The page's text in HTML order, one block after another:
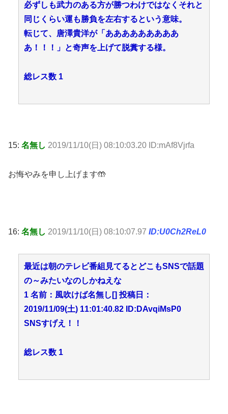
必ずしも武力のある方が勝つわけではなくそれと
同じくらい運も勝負を左右するという意味。
転じて、唐澤貴洋が「あああああああああ
あ！！！」と奇声を上げて脱糞する様。
総レス数 1
15: 名無し 2019/11/10(日) 08:10:03.20 ID:mAf8Vjrfa
お悔やみを申し上げます🤲
16: 名無し 2019/11/10(日) 08:10:07.97 ID:U0Ch2ReL0
最近は朝のテレビ番組見てるとどこもSNSで話題
の～みたいなのしかねえな
1 名前：風吹けば名無し[] 投稿日：
2019/11/09(土) 11:01:40.82 ID:DAvqiMsP0
SNSすげえ！！
総レス数 1